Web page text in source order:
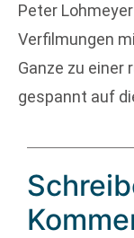
Peter
Verfilmungen
Ganze zu einer
gespannt auf